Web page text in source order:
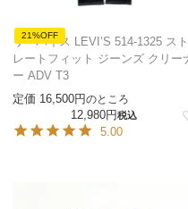
21%OFF
リーバイス LEVI’S 514-1325 スト
レートフィット ジーンズ クリー
ー ADV T3
定価 16,500 のところ
12,980 税込
5.00